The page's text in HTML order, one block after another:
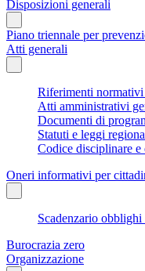
Disposizioni generali
Piano triennale per
Atti generali
Riferimenti normativi
Atti amministrativi
Documenti di
Statuti e leggi
Codice disciplinare e
Oneri informativi per
Scadenzario
Burocrazia zero
Organizzazione